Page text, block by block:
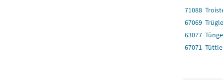
71088
67069
63077
67071